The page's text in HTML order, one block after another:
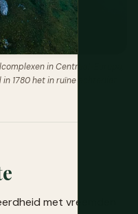
in Centraal-Europa,
1780 het in ruïne achterliet.
met vreemden